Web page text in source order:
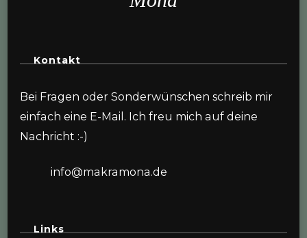
Kontakt
Bei Fragen oder Sonderwünschen schreib mir
einfach eine E-Mail. Ich freu mich auf deine
Nachricht :-)
info@makramona.de
Links